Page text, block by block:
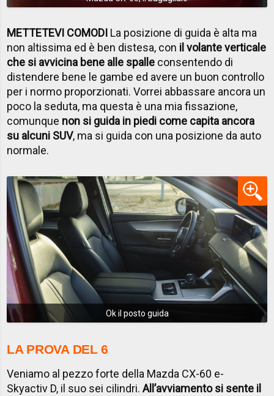
METTETEVI COMODI La posizione di guida è alta ma
non altissima ed è ben distesa, con il volante verticale
che si avvicina bene alle spalle consentendo di
distendere bene le gambe ed avere un buon controllo
per i normo proporzionati. Vorrei abbassare ancora un
poco la seduta, ma questa è una mia fissazione,
comunque non si guida in piedi come capita ancora
su alcuni SUV, ma si guida con una posizione da auto
normale.
Ok il posto guida
LA PROVA DEL 6
Veniamo al pezzo forte della Mazda CX-60 e-
Skyactiv D, il suo sei cilindri.All’avviamento si sente il